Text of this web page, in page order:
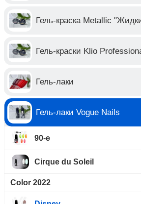
Гель-краска Metallic
Гель-краски Klio
Гель-лаки
Гель-лаки Vogue Nails
90-е
Cirque du Soleil
Color 2022